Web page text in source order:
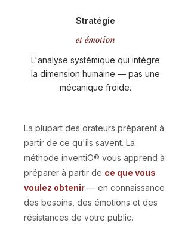
Stratégie
et émotion
L'analyse systémique qui intègre
la dimension humaine — pas une
mécanique froide.
La plupart des orateurs préparent à
partir de ce qu'ils savent. La
méthode inventiO® vous apprend à
préparer à partir de ce que vous
voulez obtenir — en connaissance
des besoins, des émotions et des
résistances de votre public.